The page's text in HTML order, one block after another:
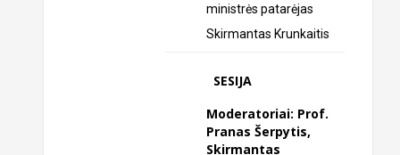
ministrės patarėjas
Skirmantas Krunkaitis
SESIJA
Moderatoriai: Prof.
Pranas Šerpytis,
Skirmantas